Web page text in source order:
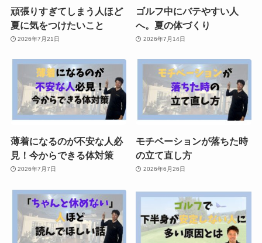
頑張りすぎてしまう人ほど
夏に気をつけたいこと
2026年7月21日
ゴルフ中にバテやすい人
へ。夏の体づくり
2026年7月14日
薄着になるのが不安な人必
見！今からできる体対策
2026年7月7日
モチベーションが落ちた時
の立て直し方
2026年6月26日